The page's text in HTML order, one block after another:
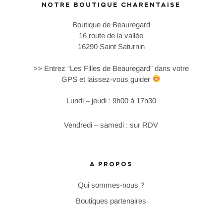
NOTRE BOUTIQUE CHARENTAISE
Boutique de Beauregard
16 route de la vallée
16290 Saint Saturnin
>> Entrez “Les Filles de Beauregard” dans votre
GPS et laissez-vous guider
Lundi – jeudi : 9h00 à 17h30
Vendredi – samedi : sur RDV
A PROPOS
Qui sommes-nous ?
Boutiques partenaires